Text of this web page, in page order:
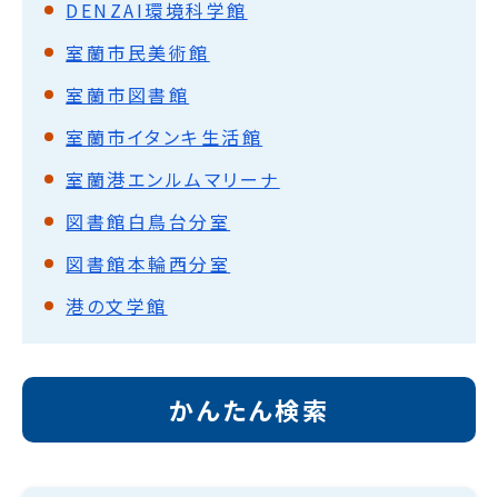
DENZAI環境科学館
室蘭市民美術館
室蘭市図書館
室蘭市イタンキ生活館
室蘭港エンルムマリーナ
図書館白鳥台分室
図書館本輪西分室
港の文学館
かんたん検索